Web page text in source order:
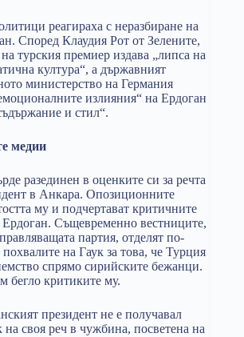
реагираха с неразбиране на
Според Клаудия Рот от Зелените,
турския премиер издава „липса на
култура“, а държавният
министерство на Германия
излияния“ на Ердоган
и стил“.
медии
разединен в оценките си за речта
в Анкара. Опозиционните
му и подчертават критичните
Същевременно вестниците,
партия, отделят по-
на Гаук за това, че Турция
спрямо сирийските бежанци.
бегло критиките му.
президент не е получавал
на своя реч в чужбина, посветена на